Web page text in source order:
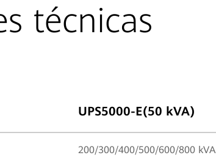
técnicas
UPS5000-E(50 kVA)
200/300/400/500/600/800 kVA